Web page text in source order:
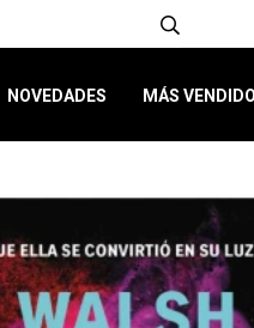
NOVEDADES MÁS